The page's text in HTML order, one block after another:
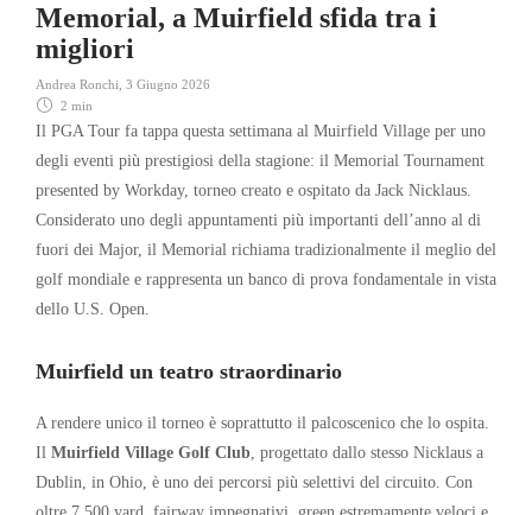
Memorial, a Muirfield sfida tra i
migliori
Andrea Ronchi 3 Giugno 2026
2 min
Il PGA Tour fa tappa questa settimana al Muirfield Village per uno
degli eventi più prestigiosi della stagione: il Memorial Tournament
presented by Workday, torneo creato e ospitato da Jack Nicklaus.
Considerato uno degli appuntamenti più importanti dell’anno al di
fuori dei Major, il Memorial richiama tradizionalmente il meglio del
golf mondiale e rappresenta un banco di prova fondamentale in vista
dello U.S. Open.
Muirfield un teatro straordinario
A rendere unico il torneo è soprattutto il palcoscenico che lo ospita.
Il Muirfield Village Golf Club , progettato dallo stesso Nicklaus a
Dublin, in Ohio, è uno dei percorsi più selettivi del circuito. Con